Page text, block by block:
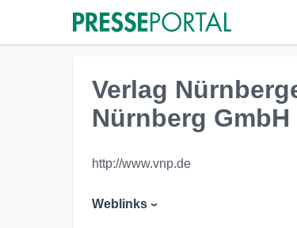
Verlag
Nürnberg GmbH
http://www.vnp.de
Weblinks